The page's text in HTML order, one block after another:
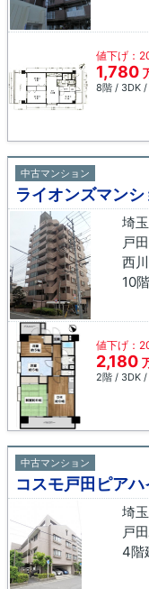
値下げ：
1,780
8階 / 3DK /
中古マンション
ライオンズマン
埼
戸
西
10
値下げ：
2,180
2階 / 3DK /
中古マンション
コスモ戸田ピアハ
埼
戸
4階